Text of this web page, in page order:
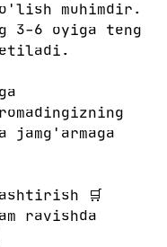
muhimdir.
3-6 oyiga teng
etiladi.
🛒
ravishda